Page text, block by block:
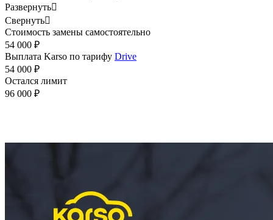
Развернуть
Свернуть
Стоимость замены самостоятельно
54 000 ₽
Выплата Karso по тарифу Drive
54 000 ₽
Остался лимит
96 000 ₽